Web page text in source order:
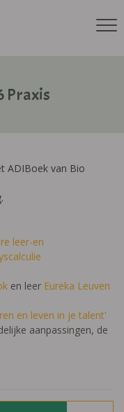
Praxis
ADIBoek van Bio
leer-en
en leer Eureka Leuven
en leven in je talent'
aanpassingen, de